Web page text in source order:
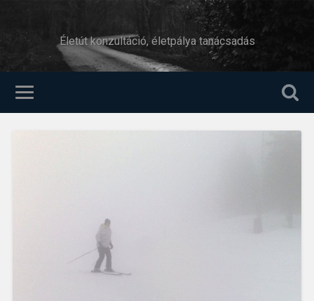
Életút konzultáció, életpálya tanácsadás